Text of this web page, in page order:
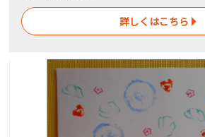
詳しくはこちら